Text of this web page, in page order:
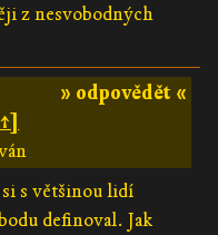
z nesvobodných
» odpovědět «
s většinou lidí
definoval. Jak